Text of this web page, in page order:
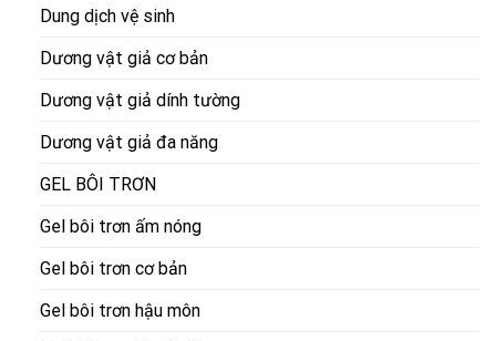
Dung dịch vệ sinh
Dương vật giả cơ bản
Dương vật giả dính tường
Dương vật giả đa năng
GEL BÔI TRƠN
Gel bôi trơn ấm nóng
Gel bôi trơn cơ bản
Gel bôi trơn hậu môn